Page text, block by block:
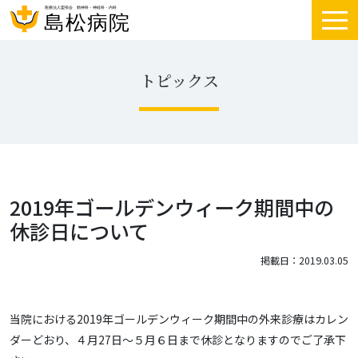
トピックス
2019年ゴールデンウィーク期間中の
休診日について
掲載日：2019.03.05
当院における2019年ゴールデンウィーク期間中の外来診療はカレン
ダーどおり、４月27日～５月６日まで休診となりますのでご了承下